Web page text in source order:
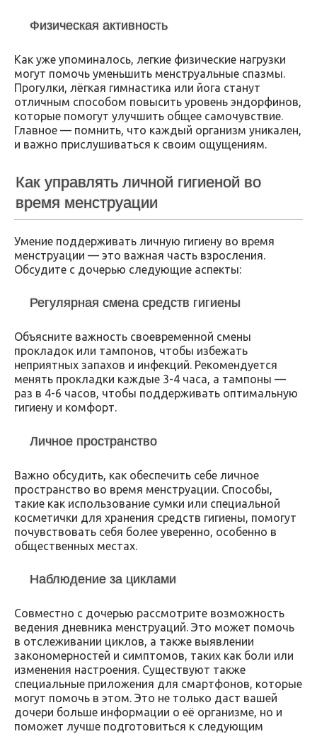
Физическая активность
Как уже упоминалось, легкие физические нагрузки
могут помочь уменьшить менструальные спазмы.
Прогулки, лёгкая гимнастика или йога станут
отличным способом повысить уровень эндорфинов,
которые помогут улучшить общее самочувствие.
Главное — помнить, что каждый организм уникален,
и важно прислушиваться к своим ощущениям.
Как управлять личной гигиеной во
время менструации
Умение поддерживать личную гигиену во время
менструации — это важная часть взросления.
Обсудите с дочерью следующие аспекты:
Регулярная смена средств гигиены
Объясните важность своевременной смены
прокладок или тампонов, чтобы избежать
неприятных запахов и инфекций. Рекомендуется
менять прокладки каждые 3-4 часа, а тампоны —
раз в 4-6 часов, чтобы поддерживать оптимальную
гигиену и комфорт.
Личное пространство
Важно обсудить, как обеспечить себе личное
пространство во время менструации. Способы,
такие как использование сумки или специальной
косметички для хранения средств гигиены, помогут
почувствовать себя более уверенно, особенно в
общественных местах.
Наблюдение за циклами
Совместно с дочерью рассмотрите возможность
ведения дневника менструаций. Это может помочь
в отслеживании циклов, а также выявлении
закономерностей и симптомов, таких как боли или
изменения настроения. Существуют также
специальные приложения для смартфонов, которые
могут помочь в этом. Это не только даст вашей
дочери больше информации о её организме, но и
поможет лучше подготовиться к следующим